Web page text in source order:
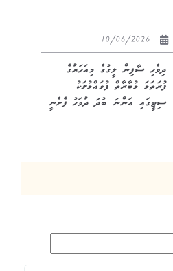
ދިވެހި ސާފިން ލީގުގެ މިއަހަރުގެ
ފުރަތަމަ މުބާރާތް ފުވައްމުލަކު
ސިޓީގައި އަންނަ ބުދަ ދުވަހު ފެށެނީ